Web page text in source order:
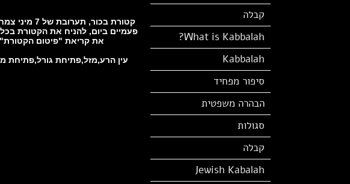
קבלה
What is Kabbalah?
Kabbalah
סיפור מפחיד
הבהרה משפטית
סגולות
קבלה
Jewish Kabalah
קטורת
פעמיים ביום, להניח את הקטורת
את קריאת "פיטום
עין הרע,מזל,פתיחת גורל,פתיחת